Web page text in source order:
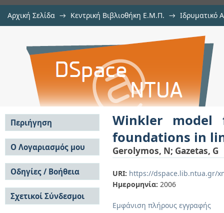
Αρχική Σελίδα → Κεντρική Βιβλιοθήκη Ε.Μ.Π. → Ιδρυματικό
Winkler model for lateral
Winkler model
foundations in
Gerolymos, N; Gazetas, G
URI: https://dspace.lib.ntua.gr/
Ημερομηνία: 2006
Εμφάνιση πλήρους εγγραφής
Περιήγηση
Σε όλο το DSpace
Κοινότητες & Συλλογές
Ανά Ημερομηνία
Έκδοσης
Συγγραφείς
Τίτλοι
Θέματα
Ο Λογαριασμός μου
Σύνδεση
Εγγραφή
Οδηγίες / Βοήθεια
Οδηγίες Υποβολής
Οδηγίες Χρήσης ΙΑ
Συχνές Ερωτήσεις
Σχετικοί Σύνδεσμοι